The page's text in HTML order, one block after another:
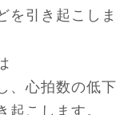
を引き起こしま
、心拍数の低下
起こします。